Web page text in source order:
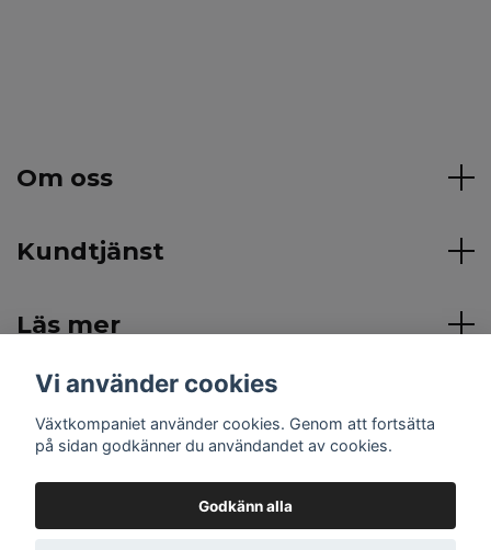
Om oss
Kundtjänst
Läs mer
Sociala medier
Vi använder cookies
Växtkompaniet använder cookies. Genom att fortsätta
på sidan godkänner du användandet av cookies.
Godkänn alla